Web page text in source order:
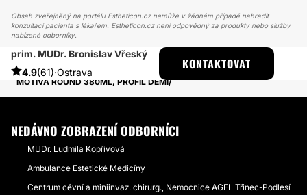
Obsah zveřejněný na portálu Estheticon.cz nemůže v žádném případě nahradit
konzultaci pacienta s lékařem. Estheticon.cz není odpovědný za produkty nebo služby
nabízené odborníky.
prim. MUDr. Bronislav Vřeský
4.9(61)·Ostrava
KONTAKTOVAT
ESTHETICON
PŘÍBĚHY
PŘÍBĚHY TÝKAJÍCÍ SE ZÁKROKU ZVĚTŠENÍ PRSOU
MOTIVA ROUND 380ML, PROFIL DEMI
NEDÁVNO ZOBRAZENÍ ODBORNÍCI
MUDr. Ludmila Kopřivová
Ambulance Estetické Medicíny
Centrum cévní a miniinvaz. chirurg., Nemocnice AGEL Třinec-Podlesí